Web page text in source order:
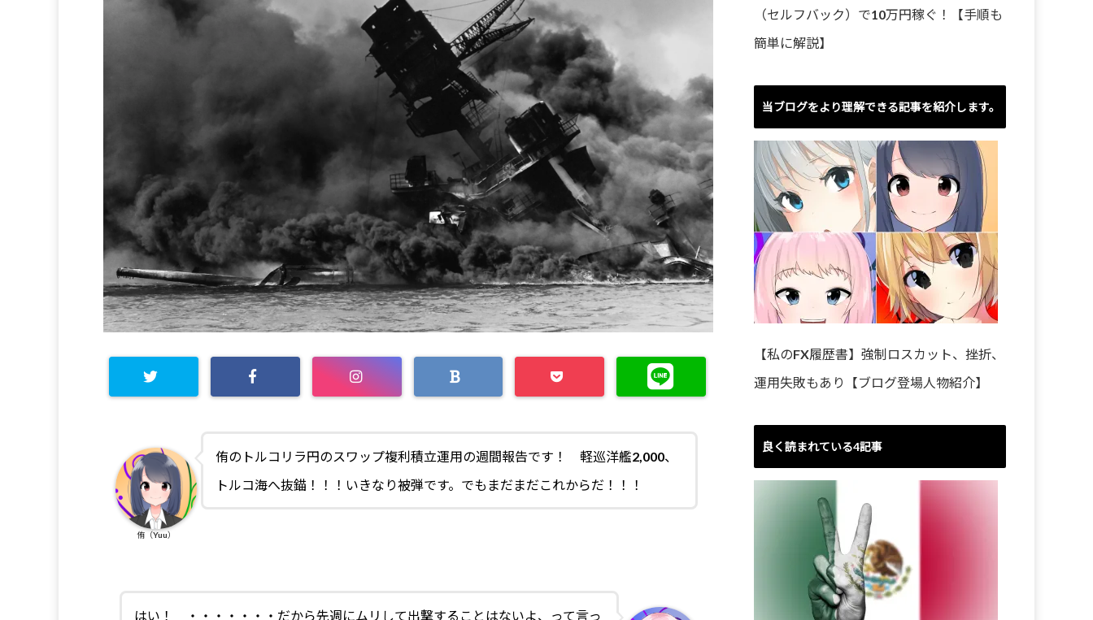
侑のトルコリラ円のスワップ複利積立運用の週間報告です！ 軽巡洋艦2,000、
トルコ海へ抜錨！！！いきなり被弾です。でもまだまだこれからだ！！！
侑（Yuu）
はい！ ・・・・・・・だから先週にムリして出撃することはないよ、って言っ
（セルフバック）で10万円稼ぐ！【手順も
簡単に解説】
当ブログをより理解できる記事を紹介します。
【私のFX履歴書】強制ロスカット、挫折、
運用失敗もあり【ブログ登場人物紹介】
良く読まれている4記事